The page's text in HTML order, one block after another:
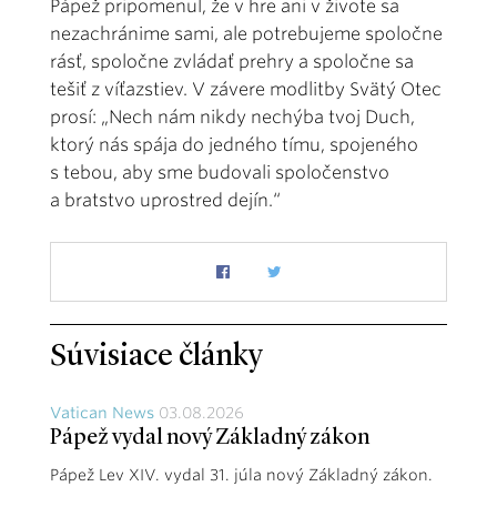
Pápež pripomenul, že v hre ani v živote sa
nezachránime sami, ale potrebujeme spoločne
rásť, spoločne zvládať prehry a spoločne sa
tešiť z víťazstiev. V závere modlitby Svätý Otec
prosí: „Nech nám nikdy nechýba tvoj Duch,
ktorý nás spája do jedného tímu, spojeného
s tebou, aby sme budovali spoločenstvo
a bratstvo uprostred dejín.“
Súvisiace články
Vatican News 03.08.2026
Pápež vydal nový Základný zákon
Pápež Lev XIV. vydal 31. júla nový Základný zákon.